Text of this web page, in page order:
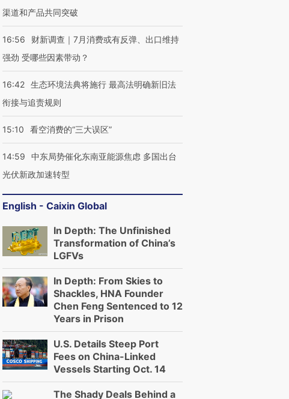
渠道和产品共同突破
16:56
财新调查｜7月消费或有反弹、出口维持
强劲 受哪些因素带动？
16:42 生态环境法典将施行 最高法明确新旧法
衔接与追责规则
15:10 看空消费的“三大误区”
14:59
中东局势催化东南亚能源焦虑 多国出台
光伏新政加速转型
English - Caixin Global
In Depth: The Unfinished
Transformation of China’s
LGFVs
In Depth: From Skies to
Shackles, HNA Founder
Chen Feng Sentenced to 12
Years in Prison
U.S. Details Steep Port
Fees on China-Linked
Vessels Starting Oct. 14
The Shady Deals Behind a